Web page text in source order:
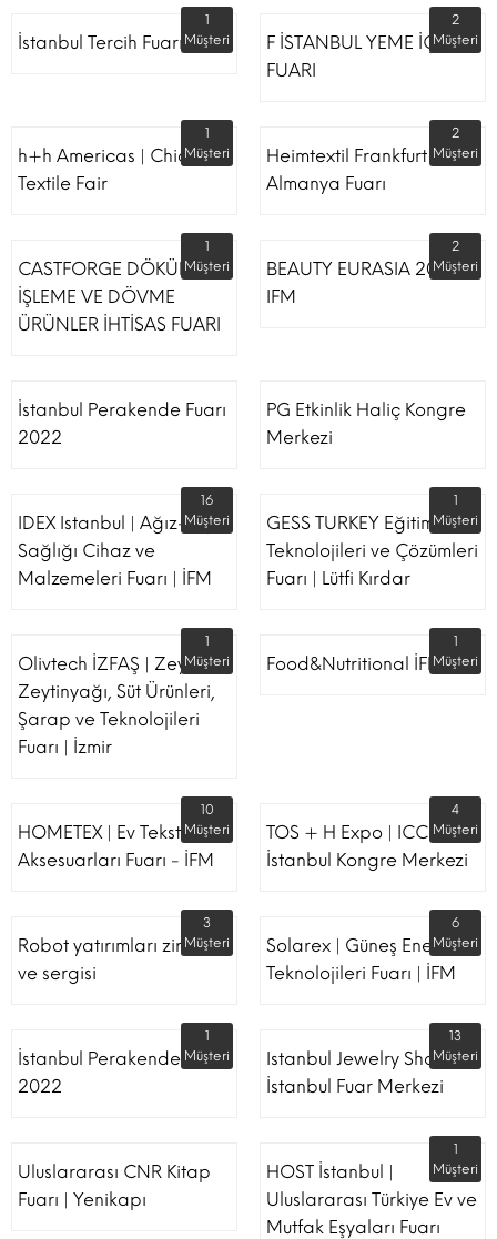
İstanbul Tercih Fuarı
1
Müşteri
F İSTANBUL YEME İÇME
FUARI
2
Müşteri
h+h Americas | Chicago
Textile Fair
1
Müşteri
Heimtextil Frankfurt
Almanya Fuarı
2
Müşteri
CASTFORGE DÖKÜM,
İŞLEME VE DÖVME
ÜRÜNLER İHTİSAS FUARI
1
Müşteri
BEAUTY EURASIA 2022
IFM
2
Müşteri
İstanbul Perakende Fuarı
2022
PG Etkinlik Haliç Kongre
Merkezi
IDEX Istanbul | Ağız-Diş
Sağlığı Cihaz ve
Malzemeleri Fuarı | İFM
16
Müşteri
GESS TURKEY Eğitim
Teknolojileri ve Çözümleri
Fuarı | Lütfi Kırdar
1
Müşteri
Olivtech İZFAŞ | Zeytin,
Zeytinyağı, Süt Ürünleri,
Şarap ve Teknolojileri
Fuarı | İzmir
1
Müşteri
Food&Nutritional İFM
1
Müşteri
HOMETEX | Ev Tekstili Ve
Aksesuarları Fuarı - İFM
10
Müşteri
TOS + H Expo | ICC -
İstanbul Kongre Merkezi
4
Müşteri
Robot yatırımları zirvesi
ve sergisi
3
Müşteri
Solarex | Güneş Enerjisi &
Teknolojileri Fuarı | İFM
6
Müşteri
İstanbul Perakende Fuarı
2022
1
Müşteri
Istanbul Jewelry Show |
İstanbul Fuar Merkezi
13
Müşteri
Uluslararası CNR Kitap
Fuarı | Yenikapı
HOST İstanbul |
Uluslararası Türkiye Ev ve
Mutfak Eşyaları Fuarı
1
Müşteri